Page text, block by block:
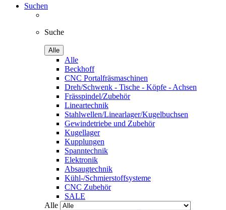
Suchen
Suche
Alle
Alle
Beckhoff
CNC Portalfräsmaschinen
Dreh/Schwenk - Tische - Köpfe - Achsen
Frässpindel/Zubehör
Lineartechnik
Stahlwellen/Linearlager/Kugelbuchsen
Gewindetriebe und Zubehör
Kugellager
Kupplungen
Spanntechnik
Elektronik
Absaugtechnik
Kühl-/Schmierstoffsysteme
CNC Zubehör
SALE
Alle